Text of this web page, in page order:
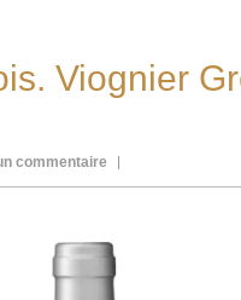
Viognier
commentaire